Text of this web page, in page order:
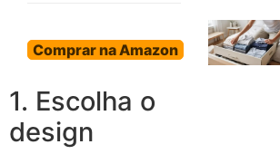
Comprar na Amazon
1. Escolha o
design